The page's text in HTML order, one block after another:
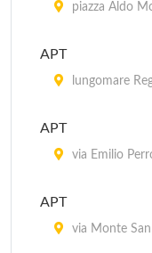
piazza Aldo
APT
lungomare
APT
via Emilio
APT
via Monte